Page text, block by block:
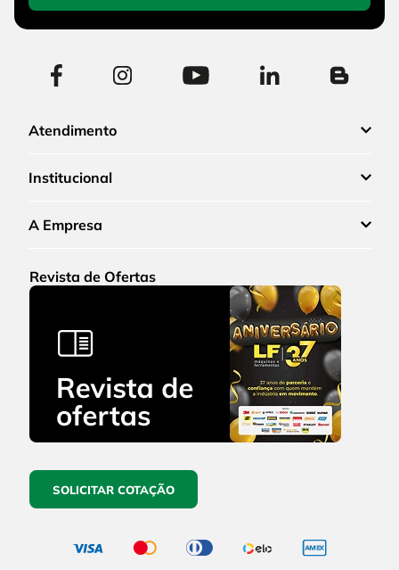
Atendimento
Institucional
A Empresa
Revista de Ofertas
SOLICITAR COTAÇÃO